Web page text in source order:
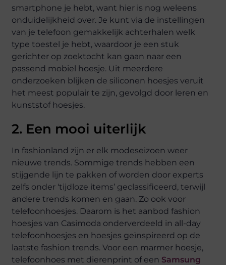
smartphone je hebt, want hier is nog weleens
onduidelijkheid over. Je kunt via de instellingen
van je telefoon gemakkelijk achterhalen welk
type toestel je hebt, waardoor je een stuk
gerichter op zoektocht kan gaan naar een
passend mobiel hoesje. Uit meerdere
onderzoeken blijken de siliconen hoesjes veruit
het meest populair te zijn, gevolgd door leren en
kunststof hoesjes.
2. Een mooi uiterlijk
In fashionland zijn er elk modeseizoen weer
nieuwe trends. Sommige trends hebben een
stijgende lijn te pakken of worden door experts
zelfs onder ‘tijdloze items’ geclassificeerd, terwijl
andere trends komen en gaan. Zo ook voor
telefoonhoesjes. Daarom is het aanbod fashion
hoesjes van Casimoda onderverdeeld in all-day
telefoonhoesjes en hoesjes geïnspireerd op de
laatste fashion trends. Voor een marmer hoesje,
telefoonhoes met dierenprint of een Samsung